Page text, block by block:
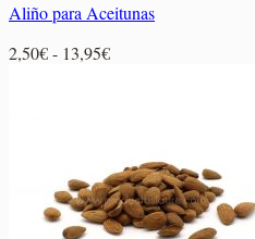
Aliño para Aceitunas
2,50€- 13,95€Rango
hasta
13,95€